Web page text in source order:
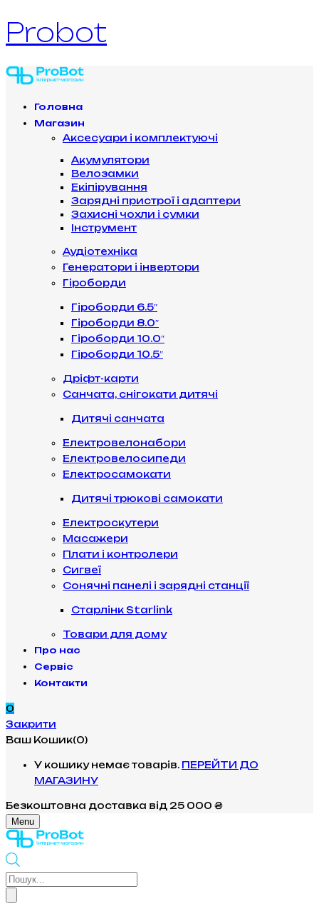
Probot
Головна
Магазин
Аксесуари і комплектуючі
Акумулятори
Велозамки
Екіпірування
Зарядні пристрої і адаптери
Захисні чохли і сумки
Інструмент
Аудіотехніка
Генератори і інвертори
Гіроборди
Гіроборди 6.5″
Гіроборди 8.0″
Гіроборди 10.0″
Гіроборди 10.5″
Дріфт-карти
Санчата, снігокати дитячі
Дитячі санчата
Електровелонабори
Електровелосипеди
Електросамокати
Дитячі трюкові самокати
Електроскутери
Масажери
Плати і контролери
Сигвеї
Сонячні панелі і зарядні станції
Старлінк Starlink
Товари для дому
Про нас
Сервіс
Контакти
0
Закрити
Ваш Кошик(0)
У кошику немає товарів. ПЕРЕЙТИ ДО
МАГАЗИНУ
Безкоштовна доставка від 25 000 ₴
Menu
Products